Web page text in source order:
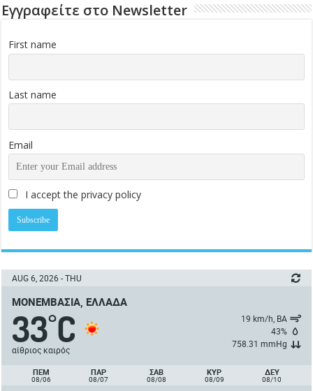
Εγγραφείτε στο Newsletter
First name
Last name
Email
I accept the privacy policy
AUG 6, 2026 - THU
ΜΟΝΕΜΒΑΣΙΆ, ΕΛΛΆΔΑ
33°C
αίθριος καιρός
19 km/h, ΒΑ
43%
758.31 mmHg
ΠΈΜ
08/06
ΠΑΡ
08/07
ΣΑΒ
08/08
ΚΥΡ
08/09
ΔΕΥ
08/10